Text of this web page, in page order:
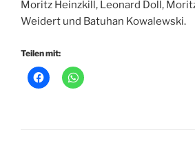
Moritz Heinzkill, Leonard Doll,
Weidert und Batuhan Kowalewski.
Teilen mit: